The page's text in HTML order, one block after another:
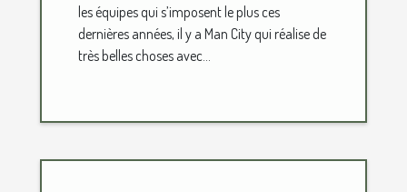
les équipes qui s’imposent le plus ces
dernières années, il y a Man City qui réalise de
très belles choses avec...